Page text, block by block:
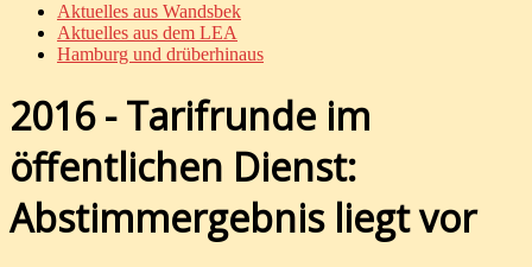
Aktuelles aus Wandsbek
Aktuelles aus dem LEA
Hamburg und drüberhinaus
2016 - Tarifrunde im
öffentlichen Dienst:
Abstimmergebnis liegt vor